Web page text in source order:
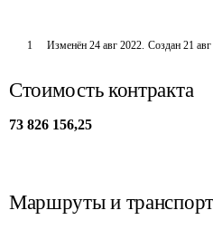
1 Изменён 24 авг 2022. Создан 21
Стоимость контракта
73 826 156,25
Маршруты и транспорт